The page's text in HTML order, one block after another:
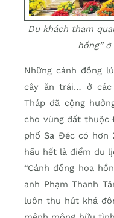
Du khách tham
hồng”
Những cánh đồng
cây ăn trái… ở
Tháp đã cộng
cho vùng đất thuộc
phố Sa Đéc có hơn
hầu hết là điểm du
“Cánh đồng hoa
anh Phạm Thanh
luôn thu hút khá